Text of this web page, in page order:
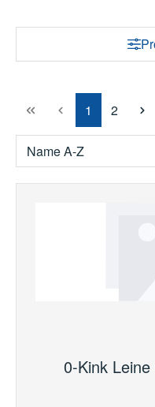
Seite
1 Seite
2
0-Kink